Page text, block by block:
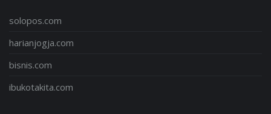
solopos.com
harianjogja.com
bisnis.com
ibukotakita.com